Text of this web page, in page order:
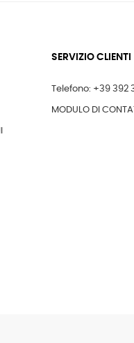
SERVIZIO CLIENTI
Telefono: +39 392
MODULO DI